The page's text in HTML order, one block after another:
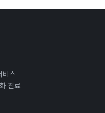
비스
진료